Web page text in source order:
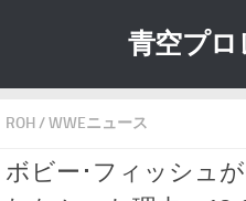
青空プロ
ROH/WWEニュース
ボビー･フィッシュ